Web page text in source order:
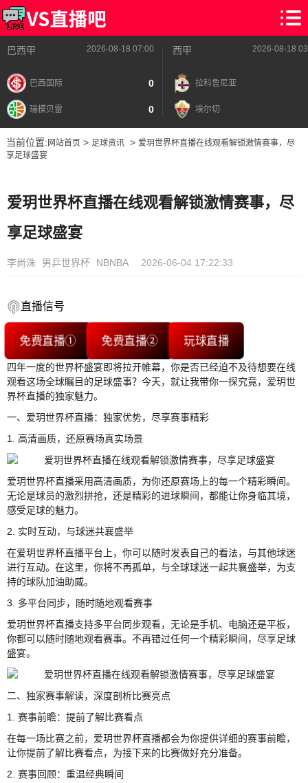
巴西甲 2026-08-18 07:00
巴西国际 0
瑞模贝雷 0
西甲 2026-08-18
拉科鲁尼亚
埃尔切
当前位置: 网站首页> 足球资讯> 爱玥世界杯直播在线观看解锁激情赛事，尽
享足球盛宴
爱玥世界杯直播在线观看解锁激情赛事，尽
享足球盛宴
李尚洙 男乒世界杯 NBNBA 2026-06-04 17:22:33
直播信号
免费直播① 免费直播② 玩球直播
四年一度的世界杯盛宴即将拉开帷幕，你是否已经迫不及待想要在线
观看这场全球瞩目的足球盛事？今天，就让我带你一探究竟，爱玥世
界杯直播的独家魅力。
一、爱玥世界杯直播：独家优势，尽享赛事精彩
1. 高清画质，还原赛场真实场景
爱玥世界杯直播采用高清画质，为你还原赛场上的每一个精彩瞬间。
无论是球员的激烈拼抢，还是精彩的进球瞬间，都能让你身临其境，
感受足球的魅力。
2. 实时互动，与球迷共襄盛举
在爱玥世界杯直播平台上，你可以随时发表自己的看法，与其他球迷
进行互动。在这里，你将不再孤单，与全球球迷一起共襄盛举，为支
持的球队加油助威。
3. 多平台同步，随时随地观看赛事
爱玥世界杯直播支持多平台同步观看，无论是手机、电脑还是平板，
你都可以随时随地观看赛事。不再错过任何一个精彩瞬间，尽享足球
盛宴。
二、独家赛事解读，深度剖析比赛亮点
1. 赛事前瞻：提前了解比赛看点
在每一场比赛之前，爱玥世界杯直播都会为你提供详细的赛事前瞻，
让你提前了解比赛看点，为接下来的比赛做好充分准备。
2. 赛事回顾：重温经典瞬间